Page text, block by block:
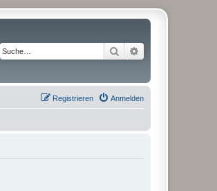
Suche
Anmelden
Registrieren